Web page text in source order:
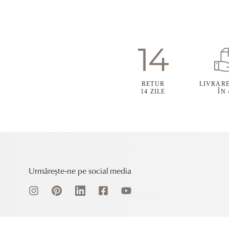
RETUR
14 ZILE
ÎN
Urmărește-ne pe social media